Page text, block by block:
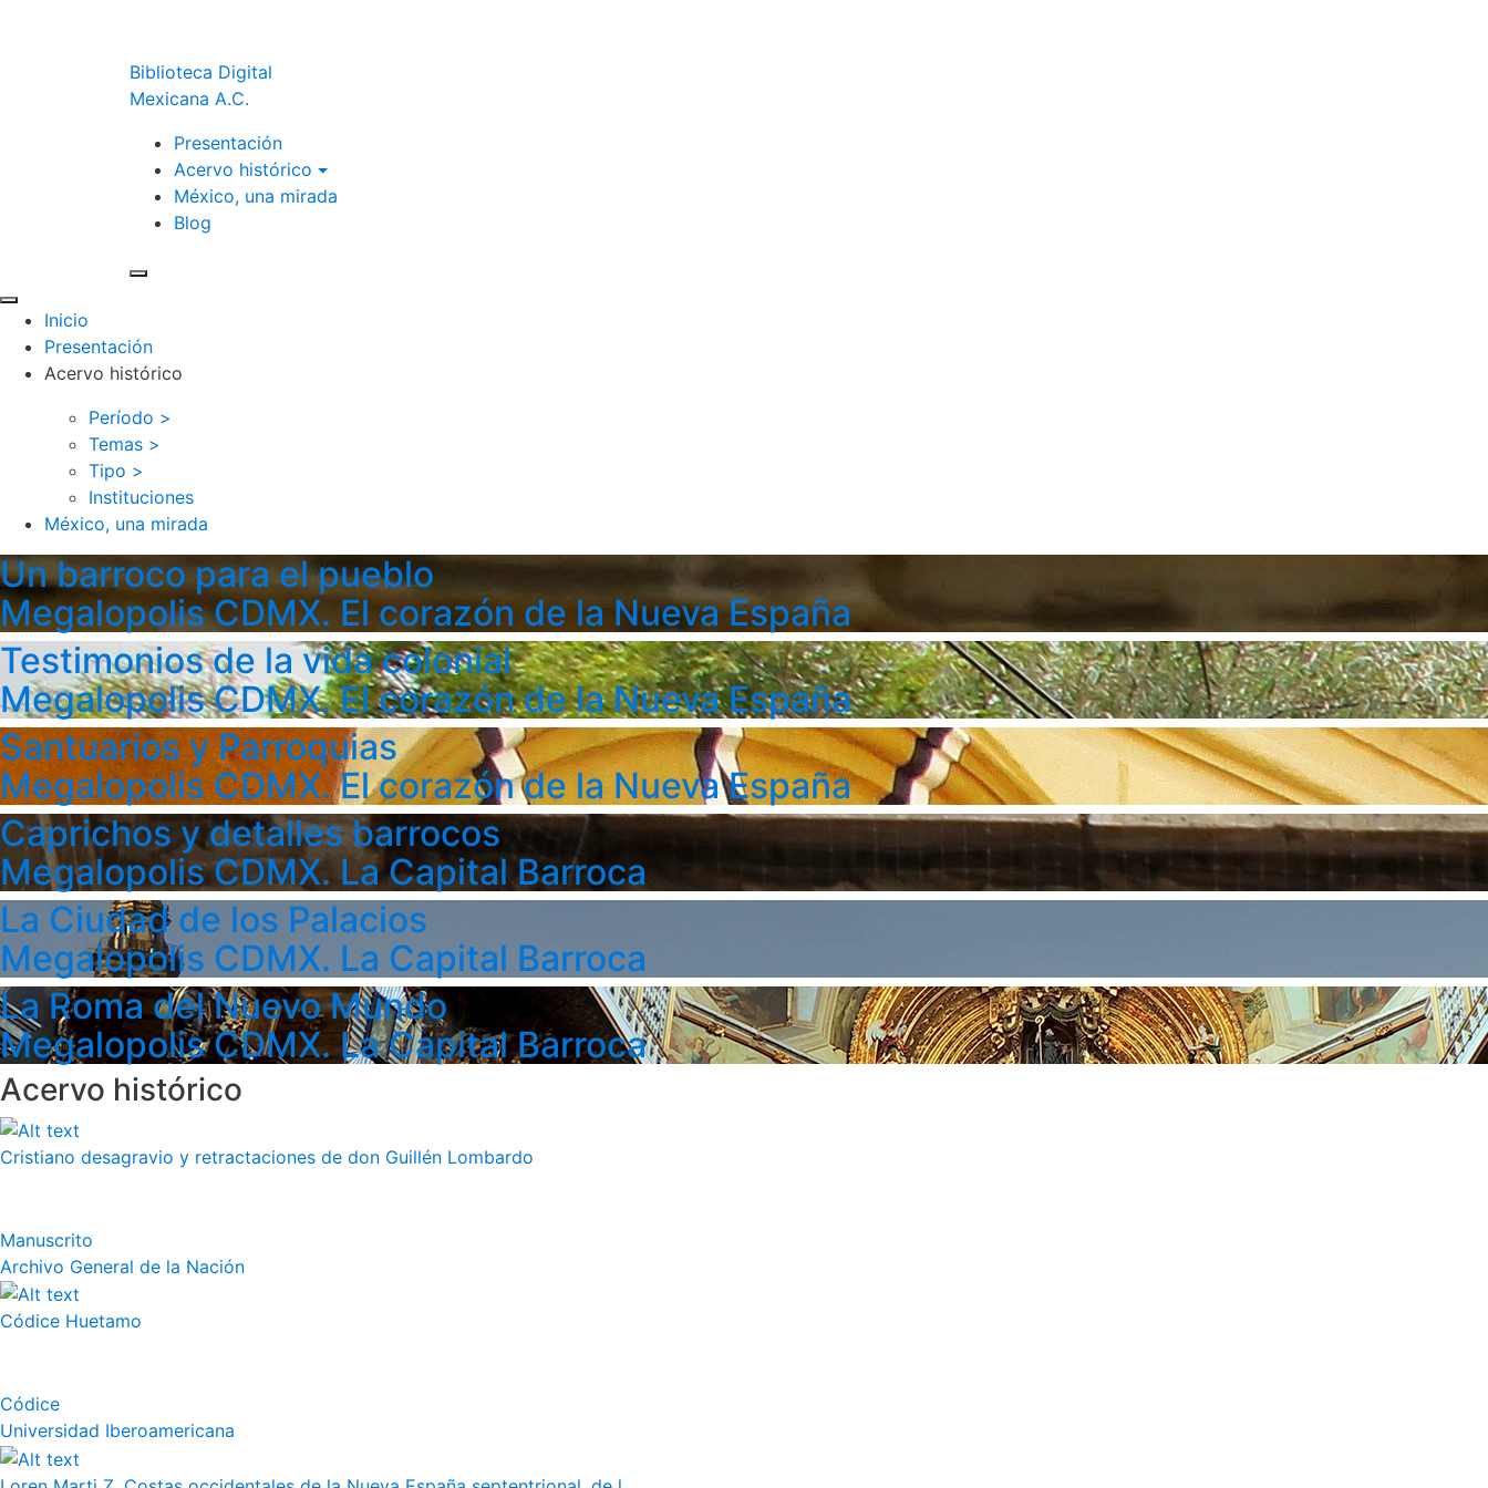
Biblioteca Digital
Mexicana A.C.
Presentación
Acervo histórico
México, una mirada
Blog
Inicio
Presentación
Acervo histórico
Período >
Temas >
Tipo >
Instituciones
México, una mirada
Un barroco para el pueblo
Megalopolis CDMX. El corazón de la Nueva España
Testimonios de la vida colonial
Megalopolis CDMX. El corazón de la Nueva España
Santuarios y Parroquias
Megalopolis CDMX. El corazón de la Nueva España
Caprichos y detalles barrocos
Megalopolis CDMX. La Capital Barroca
La Ciudad de los Palacios
Megalopolis CDMX. La Capital Barroca
La Roma del Nuevo Mundo
Megalopolis CDMX. La Capital Barroca
Acervo histórico
Cristiano desagravio y retractaciones de don Guillén Lombardo
Manuscrito
Archivo General de la Nación
Códice Huetamo
Códice
Universidad Iberoamericana